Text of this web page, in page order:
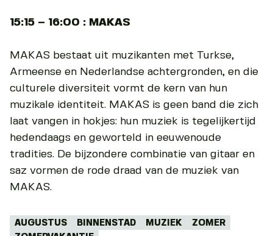
15:15 – 16:00 : MAKAS
MAKAS bestaat uit muzikanten met Turkse,
Armeense en Nederlandse achtergronden, en die
culturele diversiteit vormt de kern van hun
muzikale identiteit. MAKAS is geen band die zich
laat vangen in hokjes: hun muziek is tegelijkertijd
hedendaags en geworteld in eeuwenoude
tradities. De bijzondere combinatie van gitaar en
saz vormen de rode draad van de muziek van
MAKAS.
Tags:
AUGUSTUS BINNENSTAD MUZIEK
ZOMER